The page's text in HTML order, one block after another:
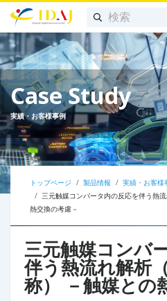
Case Study
実績・お客様事例
トップページ 製品情報
実績・お客様
三元触媒コンバータ内の反応を伴う熱
熱交換の考慮－
三元触媒コンバ
伴う熱流れ解析
称）​ －触媒との